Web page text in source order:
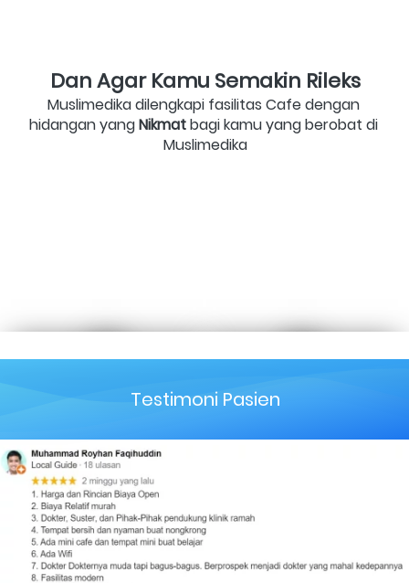
Dan Agar Kamu Semakin Rileks
Muslimedika dilengkapi fasilitas Cafe dengan
hidangan yang Nikmat bagi kamu yang berobat di
Muslimedika
Testimoni Pasien